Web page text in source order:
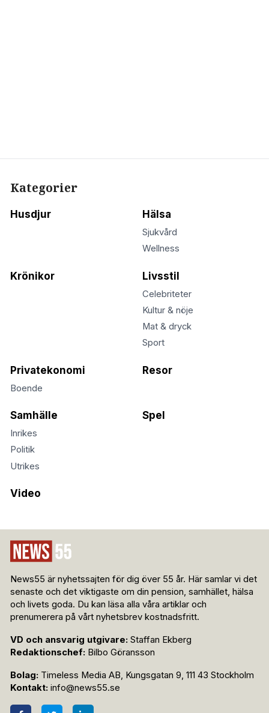
Kategorier
Husdjur Hälsa
Sjukvård
Wellness
Krönikor Livsstil
Celebriteter
Kultur & nöje
Mat & dryck
Sport
Privatekonomi
Boende
Resor
Samhälle
Inrikes
Politik
Utrikes
Spel
Video
News55 är nyhetssajten för dig över 55 år. Här samlar vi det
senaste och det viktigaste om din pension, samhället, hälsa
och livets goda. Du kan läsa alla våra artiklar och
prenumerera på vårt nyhetsbrev kostnadsfritt.
VD och ansvarig utgivare: Staffan Ekberg
Redaktionschef: Bilbo Göransson
Bolag: Timeless Media AB, Kungsgatan 9, 111 43 Stockholm
Kontakt: info@news55.se